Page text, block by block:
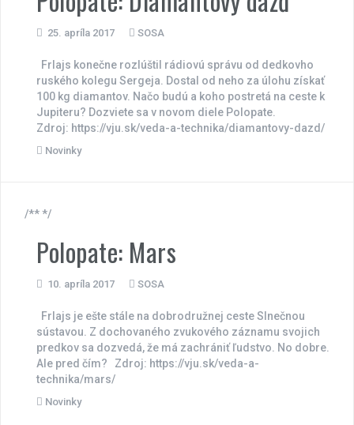
25. apríla 2017 SOSA
Frlajs konečne rozlúštil rádiovú správu od dedkovho
ruského kolegu Sergeja. Dostal od neho za úlohu získať
100 kg diamantov. Načo budú a koho postretá na ceste k
Jupiteru? Dozviete sa v novom diele Polopate.
Zdroj: https://vju.sk/veda-a-technika/diamantovy-dazd/
Novinky
/** */
Polopate: Mars
10. apríla 2017 SOSA
Frlajs je ešte stále na dobrodružnej ceste Slnečnou
sústavou. Z dochovaného zvukového záznamu svojich
predkov sa dozvedá, že má zachrániť ľudstvo. No dobre.
Ale pred čím? Zdroj: https://vju.sk/veda-a-
technika/mars/
Novinky